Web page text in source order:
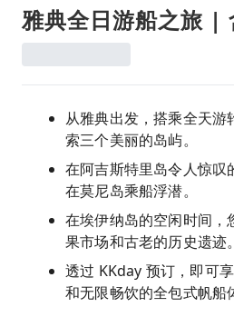
雅典全日游船之旅 |
从雅典出发，搭乘全天游
索三个美丽的岛屿。
在阿吉斯特里岛令人惊叹
在莫尼岛乘船浮潜。
在埃伊纳岛的空闲时间，
果市场和古老的历史遗迹。
透过 KKday 预订，即可
和无限畅饮的全包式帆船